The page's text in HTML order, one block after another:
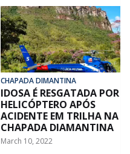
CHAPADA DIMANTINA
IDOSA É RESGATADA POR
HELICÓPTERO APÓS
ACIDENTE EM TRILHA NA
CHAPADA DIAMANTINA
March 10, 2022